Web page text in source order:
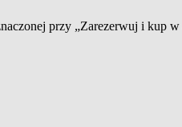
przy „Zarezerwuj i kup